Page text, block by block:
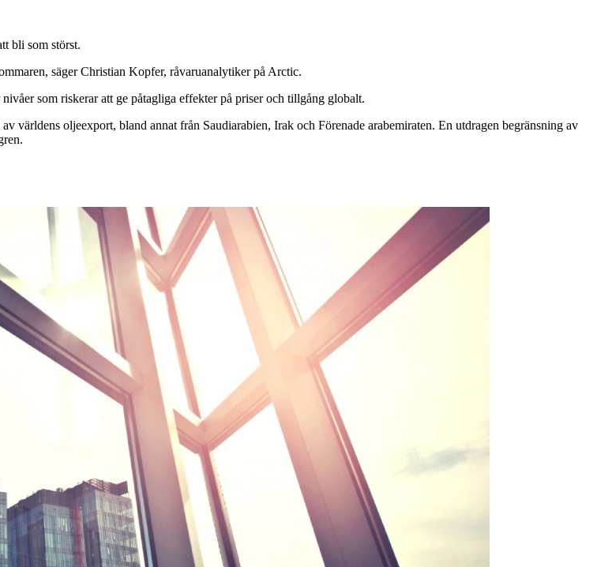
bli som störst.
säger Christian Kopfer, råvaruanalytiker på Arctic.
som riskerar att ge påtagliga effekter på priser och tillgång globalt.
världens oljeexport, bland annat från Saudiarabien, Irak och Förenade arabemiraten. En utdragen begränsning av